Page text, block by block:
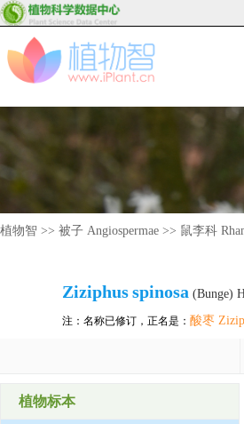
植物智 >> 被子 Angiospermae >> 鼠李科
Ziziphusspinosa (Bunge)
注：名称已修订，正名是： 酸枣
植物标本